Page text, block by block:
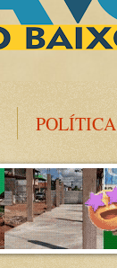
POLÍTICA